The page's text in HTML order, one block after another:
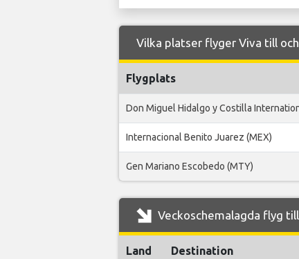
Vilka platser flyger Viva till
Flygplats
Don Miguel Hidalgo y Costilla
Internacional Benito Juarez (MEX)
Gen Mariano Escobedo (MTY)
Veckoschemalagda flyg
Land Destination